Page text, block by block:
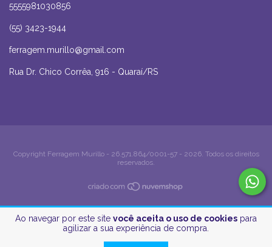
Ao navegar por este site você aceita o uso de cookies para
agilizar a sua experiência de compra.
5555981030856
(55) 3423-1944
ferragem.murillo@gmail.com
Rua Dr. Chico Corrêa, 916 - Quaraí/RS
Copyright Ferragem Murillo - 26.571.864/0001-57 - 2026. Todos os direitos
reservados.